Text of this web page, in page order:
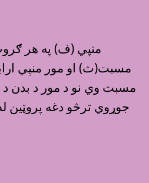
منپي (ف) په هر
مسبت وي نو د مور د بدن د
جوړوي ترڅو دغه پروټين